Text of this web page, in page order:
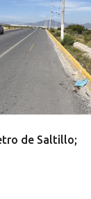
de Saltillo;
SALTILLO